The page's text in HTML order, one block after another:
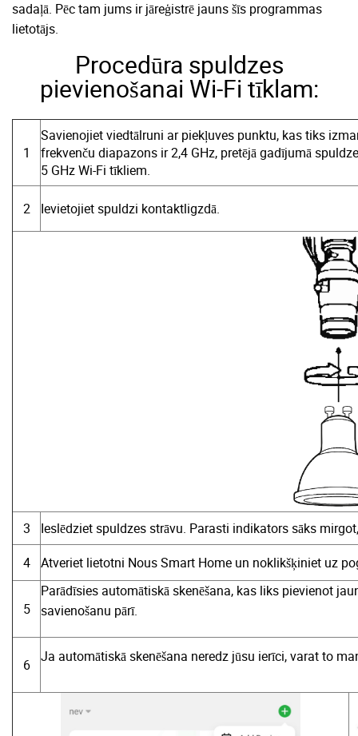
sadaļā. Pēc tam jums ir jāreģistrē jauns šīs programmas
lietotājs.
Procedūra spuldzes
pievienošanai Wi-Fi tīklam:
1
Savienojiet viedtālruni ar piekļuves punktu, kas tiks
frekvenču diapazons ir 2,4 GHz, pretējā gadījumā
5 GHz Wi-Fi tīkliem.
2 Ievietojiet spuldzi kontaktligzdā.
3
Ieslēdziet spuldzes strāvu. Parasti indikators sāks
4
Atveriet lietotni Nous Smart Home un noklikšķiniet uz
5
Parādīsies automātiskā skenēšana, kas liks pievienot
savienošanu pārī.
6 Ja automātiskā skenēšana neredz jūsu ierīci, varat to